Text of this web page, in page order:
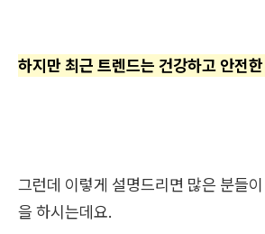
하지만 최근 트렌드는 건강하고 안전
그런데 이렇게 설명드리면 많은 분들
을 하시는데요.